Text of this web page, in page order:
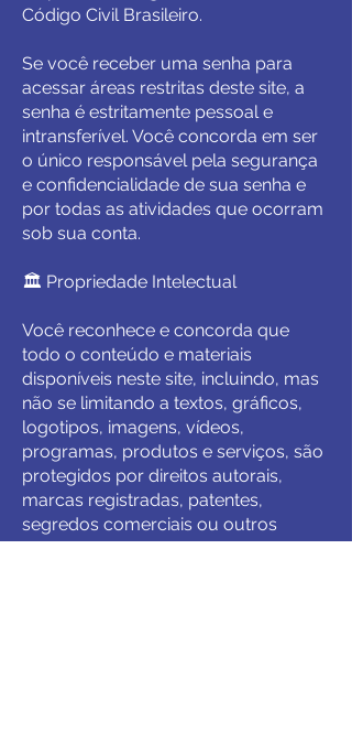
Código Civil Brasileiro.
Se você receber uma senha para
acessar áreas restritas deste site, a
senha é estritamente pessoal e
intransferível. Você concorda em ser
o único responsável pela segurança
e confidencialidade de sua senha e
por todas as atividades que ocorram
sob sua conta.
🏛️ Propriedade Intelectual
Você reconhece e concorda que
todo o conteúdo e materiais
disponíveis neste site, incluindo, mas
não se limitando a textos, gráficos,
logotipos, imagens, vídeos,
programas, produtos e serviços, são
protegidos por direitos autorais,
marcas registradas, patentes,
segredos comerciais ou outros
direitos de propriedade intelectual da